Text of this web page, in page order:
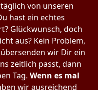
von unseren
hast ein echtes
Glückwunsch, doch
aus? Kein Problem,
wir Dir ein
zeitlich passt, dann
Tag. Wenn es mal
wir ausreichend